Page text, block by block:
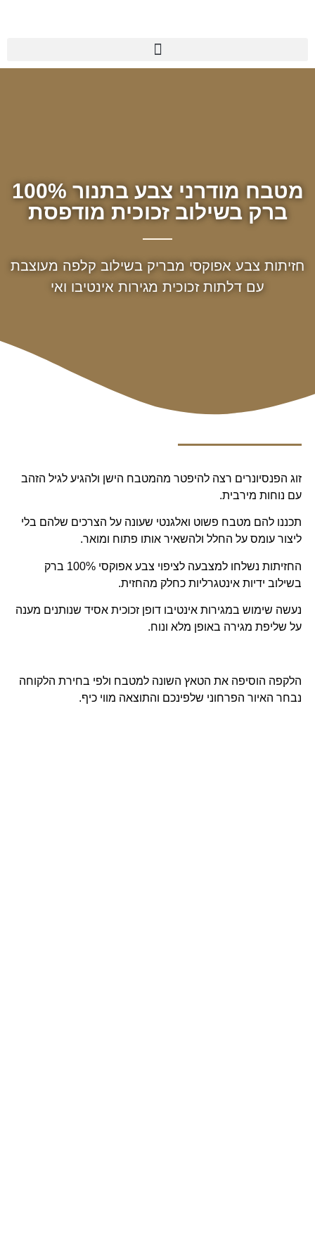
מטבח מודרני צבע בתנור 100%
ברק בשילוב זכוכית מודפסת
חזיתות צבע אפוקסי מבריק בשילוב קלפה מעוצבת
עם דלתות זכוכית מגירות אינטיבו ואי
זוג הפנסיונרים רצה להיפטר מהמטבח הישן ולהגיע לגיל הזהב
עם נוחות מירבית.
תכננו להם מטבח פשוט ואלגנטי שעונה על הצרכים שלהם בלי
ליצור עומס על החלל ולהשאיר אותו פתוח ומואר.
החזיתות נשלחו למצבעה לציפוי צבע אפוקסי 100% ברק
בשילוב ידיות אינטגרליות כחלק מהחזית.
נעשה שימוש במגירות אינטיבו דופן זכוכית אסיד שנותנים מענה
על שליפת מגירה באופן מלא ונוח.
הלקפה הוסיפה את הטאץ השונה למטבח ולפי בחירת הלקוחה
נבחר האיור הפרחוני שלפינכם והתוצאה מווי כיף.